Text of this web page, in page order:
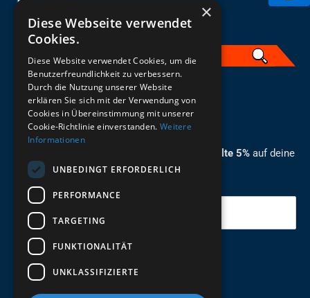
ZUM NEWSLETTER ANMELDEN
Melde dich jetzt zum Newsletter an und erhalte 5% auf deine
erste Bestellung.
Deine Email
Abschicken
German
×
Diese Webseite verwendet
Cookies.
Diese Website verwendet Cookies, um die
Benutzerfreundlichkeit zu verbessern.
Durch die Nutzung unserer Website
erklären Sie sich mit der Verwendung von
Cookies in Übereinstimmung mit unserer
Cookie-Richtlinie einverstanden. Weitere
Informationen
UNBEDINGT ERFORDERLICH
PERFORMANCE
TARGETING
FUNKTIONALITÄT
UNKLASSIFIZIERTE